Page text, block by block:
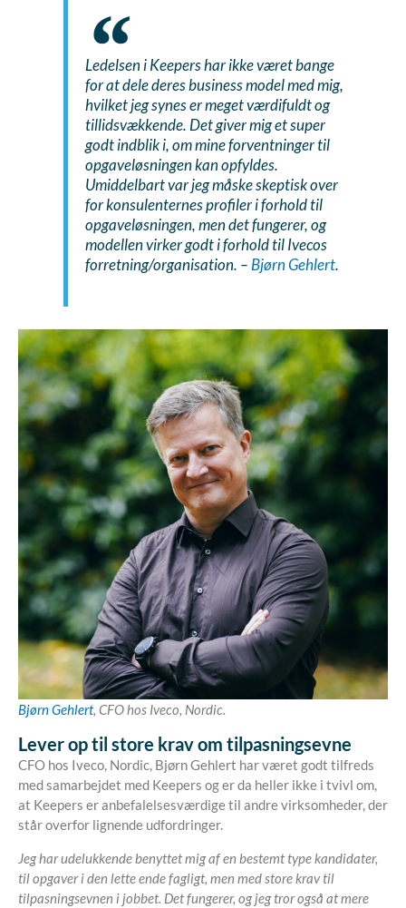
Ledelsen i Keepers har ikke været bange
for at dele deres business model med mig,
hvilket jeg synes er meget værdifuldt og
tillidsvækkende. Det giver mig et super
godt indblik i, om mine forventninger til
opgaveløsningen kan opfyldes.
Umiddelbart var jeg måske skeptisk over
for konsulenternes profiler i forhold til
opgaveløsningen, men det fungerer, og
modellen virker godt i forhold til Ivecos
forretning/organisation. –Bjørn Gehlert.
Bjørn Gehlert, CFO hos Iveco, Nordic.
Lever op til store krav om tilpasningsevne
CFO hos Iveco, Nordic, Bjørn Gehlert har været godt tilfreds
med samarbejdet med Keepers og er da heller ikke i tvivl om,
at Keepers er anbefalelsesværdige til andre virksomheder, der
står overfor lignende udfordringer.
Jeg har udelukkende benyttet mig af en bestemt type kandidater,
til opgaver i den lette ende fagligt, men med store krav til
tilpasningsevnen i jobbet. Det fungerer, og jeg tror også at mere